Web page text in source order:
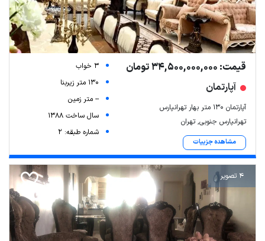
قیمت: 34,500,000,000 تومان
آپارتمان
آپارتمان ۱۳۰ متر بهار تهرانپارس
تهرانپارس جنوبی, تهران
مشاهده جزییات
3 خواب
130 متر زیربنا
-- متر زمین
سال ساخت 1388
شماره طبقه: 2
4 تصویر